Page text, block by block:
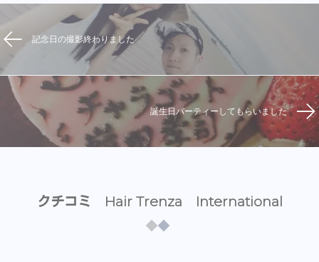
記念日の撮影終わりました
誕生日パーティーしてもらいました
クチコミ Hair Trenza International